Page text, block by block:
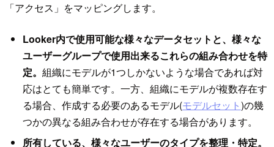
「アクセス」をマッピングします。
Looker内で使用可能な様々なデータセットと、様々な
ユーザーグループで使用出来るこれらの組み合わせを特
定。 組織にモデルが1つしかないような場合であれば対
応はとても簡単です。一方、組織にモデルが複数存在す
る場合、作成する必要のあるモデル(モデルセット)の幾
つかの異なる組み合わせが存在する場合があります。
所有している、様々なユーザーのタイプを整理・特定。